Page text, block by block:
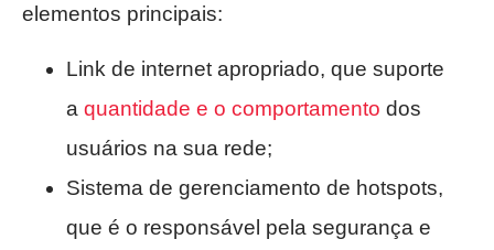
elementos principais:
Link de internet apropriado, que suporte
a quantidade e o comportamento dos
usuários na sua rede;
Sistema de gerenciamento de hotspots,
que é o responsável pela segurança e